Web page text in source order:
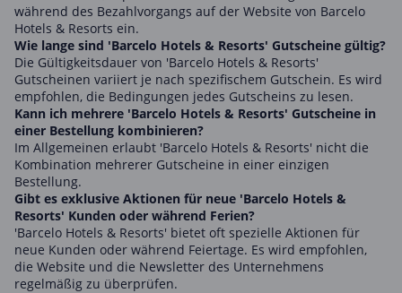
während des Bezahlvorgangs auf der Website von Barcelo
Hotels & Resorts ein.
Wie lange sind 'Barcelo Hotels & Resorts' Gutscheine gültig?
Die Gültigkeitsdauer von 'Barcelo Hotels & Resorts'
Gutscheinen variiert je nach spezifischem Gutschein. Es wird
empfohlen, die Bedingungen jedes Gutscheins zu lesen.
Kann ich mehrere 'Barcelo Hotels & Resorts' Gutscheine in
einer Bestellung kombinieren?
Im Allgemeinen erlaubt 'Barcelo Hotels & Resorts' nicht die
Kombination mehrerer Gutscheine in einer einzigen
Bestellung.
Gibt es exklusive Aktionen für neue 'Barcelo Hotels &
Resorts' Kunden oder während Ferien?
'Barcelo Hotels & Resorts' bietet oft spezielle Aktionen für
neue Kunden oder während Feiertage. Es wird empfohlen,
die Website und die Newsletter des Unternehmens
regelmäßig zu überprüfen.